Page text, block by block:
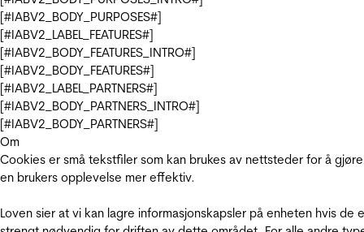
[#IABV2_BODY_PURPOSES#]
[#IABV2_LABEL_FEATURES#]
[#IABV2_BODY_FEATURES_INTRO#]
[#IABV2_BODY_FEATURES#]
[#IABV2_LABEL_PARTNERS#]
[#IABV2_BODY_PARTNERS_INTRO#]
[#IABV2_BODY_PARTNERS#]
Om
Cookies er små tekstfiler som kan brukes av nettsteder for å gjøre
en brukers opplevelse mer effektiv.
Loven sier at vi kan lagre informasjonskapsler på enheten hvis de